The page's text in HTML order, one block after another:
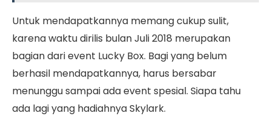
Untuk mendapatkannya memang cukup sulit,
karena waktu dirilis bulan Juli 2018 merupakan
bagian dari event Lucky Box. Bagi yang belum
berhasil mendapatkannya, harus bersabar
menunggu sampai ada event spesial. Siapa tahu
ada lagi yang hadiahnya Skylark.